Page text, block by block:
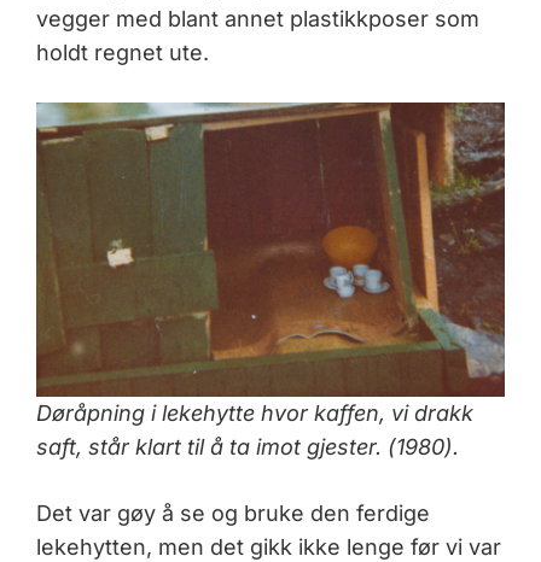
vegger med blant annet plastikkposer som
holdt regnet ute.
Døråpning i lekehytte hvor kaffen, vi drakk
saft, står klart til å ta imot gjester. (1980).
Det var gøy å se og bruke den ferdige
lekehytten, men det gikk ikke lenge før vi var